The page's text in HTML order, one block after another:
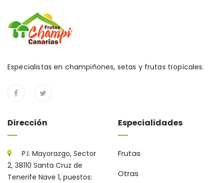
Especialistas en champiñones, setas y frutas tropicales.
Dirección
P.I. Mayorazgo, Sector
2, 38110 Santa Cruz de
Tenerife Nave 1, puestos:
Especialidades
Frutas
Otras